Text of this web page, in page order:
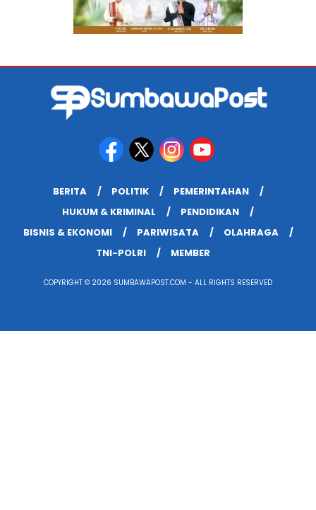
BERITA POLITIK
PEMERINTAHAN
HUKUM & KRIMINAL
PENDIDIKAN
BISNIS & EKONOMI
PARIWISATA
OLAHRAGA
TNI-POLRI
MEMBER
COPYRIGHT © 2026 SUMBAWAPOST.COM - ALL RIGHTS RESERVED